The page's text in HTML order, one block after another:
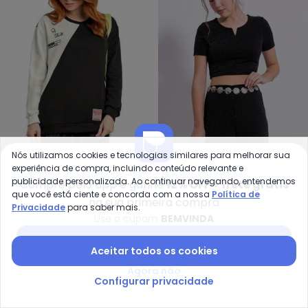
Gloss - Blusão Menina Juvenil
Blusão Menina Juvenil em
Moletom (Preto)
GLOSS
R$ 54,21R$ 154,90
Blusa Cropped em
Canelado (Preto)
CATIVA YOU
R$ 47,94R$ 79,90
Compre pelo app e ganhe12% OFF + frete grátis
na sua primeira compra
Nós utilizamos cookies e tecnologias similares para melhorar sua
experiência de compra, incluindo conteúdo relevante e
publicidade personalizada. Ao continuar navegando, entendemos
que você está ciente e concorda com a nossa Política de
Privacidadepara saber mais.
Aceitar todos os cookies
Configurar privacidade